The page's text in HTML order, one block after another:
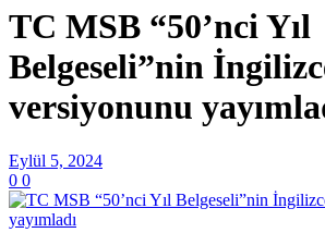
TC MSB “50’nci Yıl
Belgeseli”nin
versiyonunu
Eylül 5, 2024
0 0